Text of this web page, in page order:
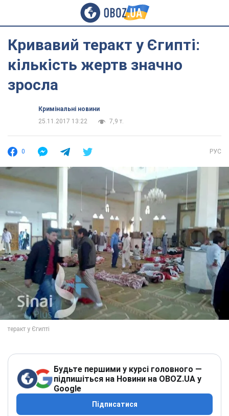
Кривавий теракт у Єгипті:
кількість жертв значно
зросла
Кримінальні новини
25.11.2017 13:22
7,9 т.
0 РУС
Будьте першими у курсі головного —
підпишіться на Новини на OBOZ.UA у
Google
Підписатися